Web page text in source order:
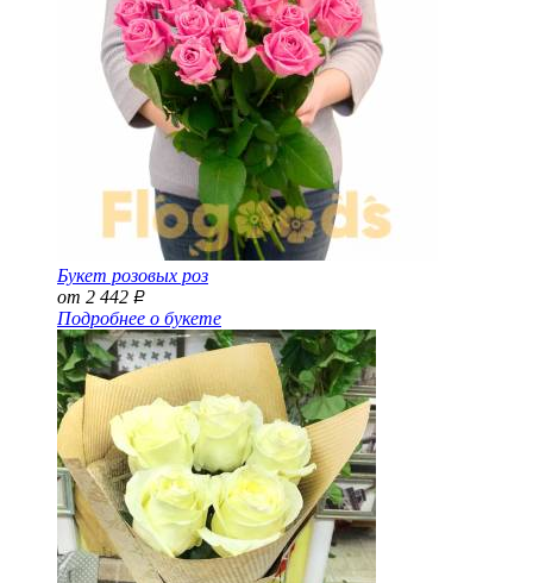
Букет розовых роз
от 2 442 Р
Подробнее о букете